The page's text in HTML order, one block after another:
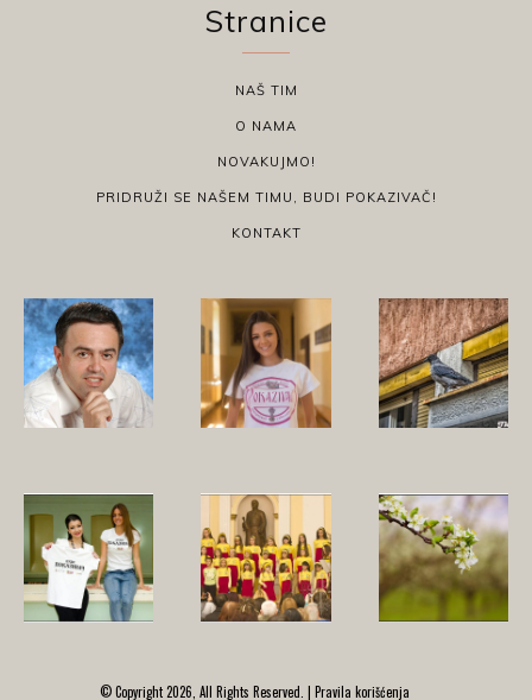
Stranice
NAŠ TIM
O NAMA
NOVAKUJMO!
PRIDRUŽI SE NAŠEM TIMU, BUDI POKAZIVAČ!
KONTAKT
© Copyright 2026, All Rights Reserved. | Pravila korišćenja